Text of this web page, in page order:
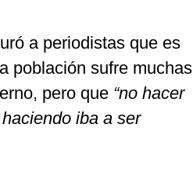
a periodistas que es
población sufre muchas
pero que “no hacer
iba a ser